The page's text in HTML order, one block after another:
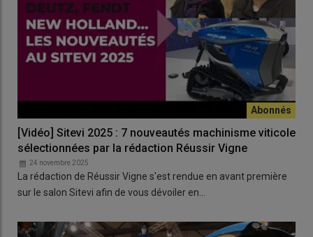
[Vidéo] Sitevi 2025 : 7 nouveautés machinisme viticole
sélectionnées par la rédaction Réussir Vigne
24 novembre 2025
La rédaction de Réussir Vigne s'est rendue en avant première
sur le salon Sitevi afin de vous dévoiler en…